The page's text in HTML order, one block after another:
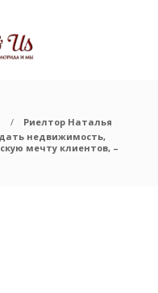
Риелтор Наталья
недвижимость,
мечту клиентов, –